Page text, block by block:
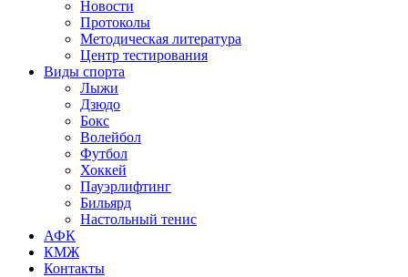
Новости
Протоколы
Методическая литература
Центр тестирования
Виды спорта
Лыжи
Дзюдо
Бокс
Волейбол
Футбол
Хоккей
Пауэрлифтинг
Бильярд
Настольный тенис
АФК
КМЖ
Контакты